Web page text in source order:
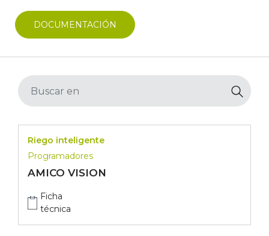
DOCUMENTACIÓN
Riego inteligente
Programadores
AMICO VISION
Ficha
técnica